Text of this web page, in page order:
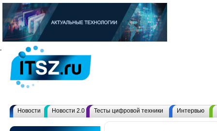
Новости Новости 2.0 Тесты цифровой техники Интервью